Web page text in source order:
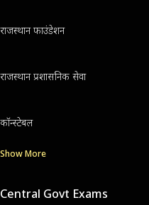
राजस्थान फाउंडेशन
राजस्थान प्रशासनिक सेवा
कॉन्स्टेबल
Show More
Central Govt Exams